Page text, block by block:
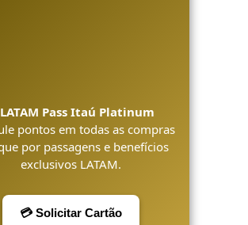
LATAM Pass Itaú Platinum
pontos em todas as compras
por passagens e benefícios
exclusivos LATAM.
💳 Solicitar Cartão